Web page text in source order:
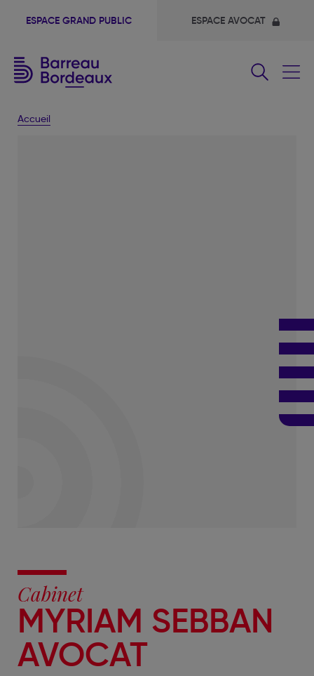
ESPACE GRAND PUBLIC ESPACE AVOCAT
Accueil
Cabinet
MYRIAM SEBBAN
AVOCAT